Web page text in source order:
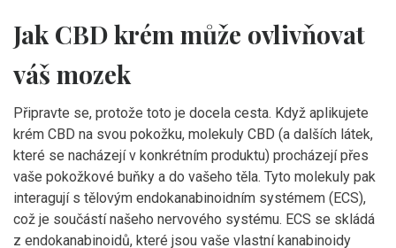
Jak CBD krém může ovlivňovat
váš mozek
Připravte se, protože toto je docela cesta. Když aplikujete
krém CBD na svou pokožku, molekuly CBD (a dalších látek,
které se nacházejí v konkrétním produktu) procházejí přes
vaše pokožkové buňky a do vašeho těla. Tyto molekuly pak
interagují s tělovým endokanabinoidním systémem (ECS),
což je součástí našeho nervového systému. ECS se skládá
z endokanabinoidů, které jsou vaše vlastní kanabinoidy